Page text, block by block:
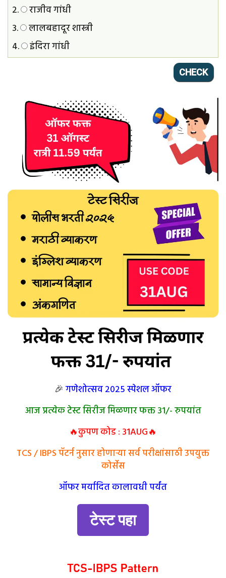
2.
राजीव गांधी
3.
लालबहादूर शास्त्री
4.
इंदिरा गांधी
🎉 गणेशोत्सव २०२५ स्पेशल ऑफर
आज प्रत्येक टेस्ट सिरीज मिळणार फक्त 31/- रुपयांत
🔥कुपण कोड : 31AUG🔥
TCS / IBPS पॅटर्न नुसार होणार्‍या सर्व परीक्षांसाठी उपयुक्त
कोर्सेस
ऑफर मर्यादित कालावधी पर्यंत
टेस्ट पहा